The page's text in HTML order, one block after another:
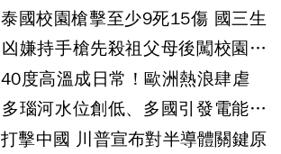
泰國校園槍擊至少9死15傷 國三生
凶嫌持手槍先殺祖父母後闖校園犯
案
40度高溫成日常！歐洲熱浪肆虐
多瑙河水位創低、多國引發電能危
機
打擊中國 川普宣布對半導體關鍵原